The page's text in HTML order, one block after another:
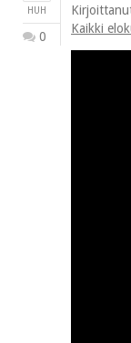
HUH
0
Kaikki